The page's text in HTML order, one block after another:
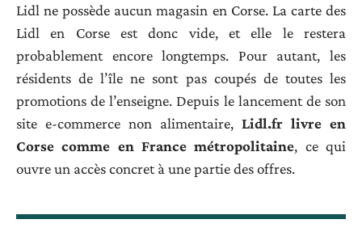
Lidl ne possède aucun magasin en Corse. La carte des
Lidl en Corse est donc vide, et elle le restera
probablement encore longtemps. Pour autant, les
résidents de l’île ne sont pas coupés de toutes les
promotions de l’enseigne. Depuis le lancement de son
site e-commerce non alimentaire, Lidl.fr livre en
Corse comme en France métropolitaine, ce qui
ouvre un accès concret à une partie des offres.